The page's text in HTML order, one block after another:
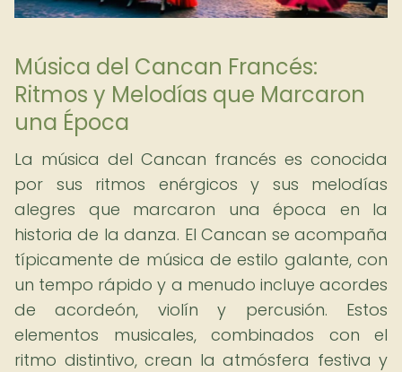
Música del Cancan Francés:
Ritmos y Melodías que Marcaron
una Época
La música del Cancan francés es conocida
por sus ritmos enérgicos y sus melodías
alegres que marcaron una época en la
historia de la danza. El Cancan se acompaña
típicamente de música de estilo galante, con
un tempo rápido y a menudo incluye acordes
de acordeón, violín y percusión. Estos
elementos musicales, combinados con el
ritmo distintivo, crean la atmósfera festiva y